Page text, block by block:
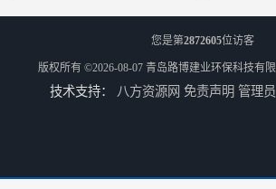
您是第2872605位访客
版权所有 ©2026-08-07 青岛路博建业环保科技有
技术支持： 八方资源网 免责声明 管理